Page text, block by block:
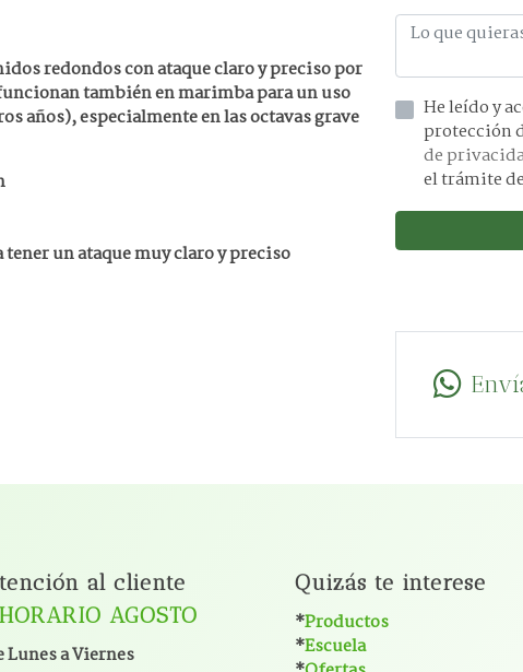
redondos con ataque claro y preciso por
también en marimba para un uso
años), especialmente en las octavas grave
un ataque muy claro y preciso
He leído y acepto la información
de
el trámite
al cliente
HORARIO AGOSTO
Lunes a Viernes
Quizás te interese
*Productos
*Escuela